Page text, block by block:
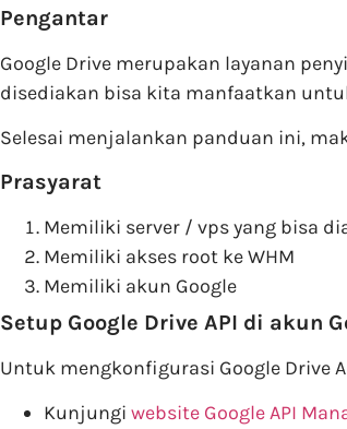
Pengantar
Google Drive merupakan layanan
disediakan bisa kita manfaatkan
Selesai menjalankan panduan ini,
Prasyarat
Memiliki server / vps yang bisa
Memiliki akses root ke WHM
Memiliki akun Google
Setup Google Drive API di akun
Untuk mengkonfigurasi Google Drive
Kunjungi website Google API